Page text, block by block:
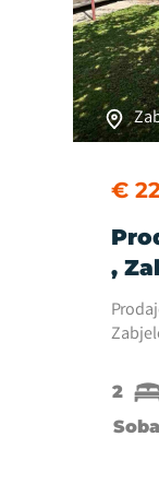
€
,
2
Soba